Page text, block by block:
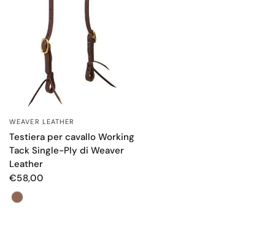
OCCHIATA VELOCE
WEAVER LEATHER
Testiera per cavallo Working
Tack Single-Ply di Weaver
Leather
€58,00
Colore